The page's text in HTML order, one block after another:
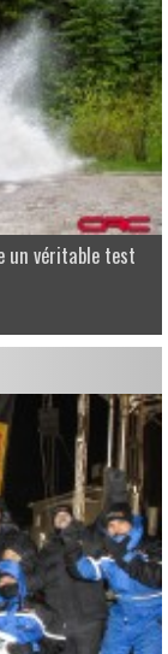
un véritable test